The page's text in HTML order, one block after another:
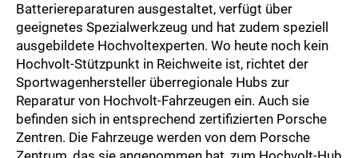
Batteriereparaturen ausgestaltet, verfügt über
geeignetes Spezialwerkzeug und hat zudem speziell
ausgebildete Hochvoltexperten. Wo heute noch kein
Hochvolt-Stützpunkt in Reichweite ist, richtet der
Sportwagenhersteller überregionale Hubs zur
Reparatur von Hochvolt-Fahrzeugen ein. Auch sie
befinden sich in entsprechend zertifizierten Porsche
Zentren. Die Fahrzeuge werden von dem Porsche